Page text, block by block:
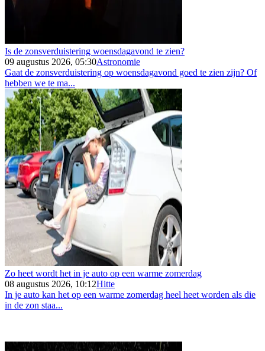
Is de zonsverduistering woensdagavond te zien?
09 augustus 2026, 05:30Astronomie
Gaat de zonsverduistering op woensdagavond goed te zien zijn? Of
hebben we te ma...
Zo heet wordt het in je auto op een warme zomerdag
08 augustus 2026, 10:12Hitte
In je auto kan het op een warme zomerdag heel heet worden als die
in de zon staa...